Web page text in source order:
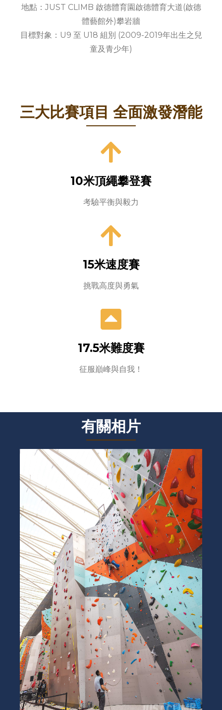
地點：JUST CLIMB 啟德體育園啟德體育大道(啟德
體藝館外)攀岩牆
目標對象：U9 至 U18 組別 (2009-2019年出生之兒
童及青少年)
三大比賽項目 全面激發潛能
10米頂繩攀登賽
考驗平衡與毅力
15米速度賽
挑戰高度與勇氣
17.5米難度賽
征服巔峰與自我！
有關相片